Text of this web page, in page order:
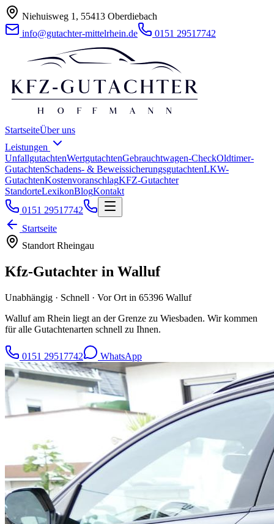
Niehuisweg 1, 55413 Oberdiebach
info@gutachter-mittelrhein.de
0151 29517742
StartseiteÜber uns
Leistungen
UnfallgutachtenWertgutachtenGebrauchtwagen-CheckOldtimer-
GutachtenSchadens- & BeweissicherungsgutachtenLKW-
GutachtenKostenvoranschlagKFZ-Gutachter
StandorteLexikonBlogKontakt
0151 29517742
Startseite
Standort Rheingau
Kfz-Gutachter in Walluf
Unabhängig · Schnell · Vor Ort in 65396 Walluf
Walluf am Rhein liegt an der Grenze zu Wiesbaden. Wir kommen
für alle Gutachtenarten schnell zu Ihnen.
0151 29517742 WhatsApp